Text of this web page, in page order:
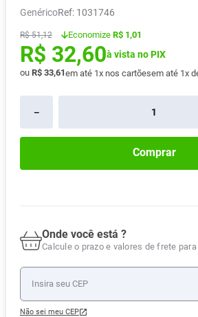
Genérico : 1031746
R$ 51,12 Economize R$ 1,01
R$ 32,60à vista no PIX
ou R$ 33,61em até 1x nos cartõesem até 1x
－
Comprar
Onde você está ?
Calcule o prazo e valores de frete
Não sei meu CEP
8º Absorvente
9º Lavitan
10 º Vitamina D